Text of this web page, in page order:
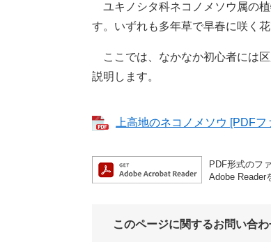
ユキノシタ科ネコノメソウ属の
す。いずれも多年草で早春に咲く花
ここでは、なかなか初心者には
説明します。
上高地のネコノメソウ [PDF
PDF形式のフ
Adobe Reader
このページに関するお問い合